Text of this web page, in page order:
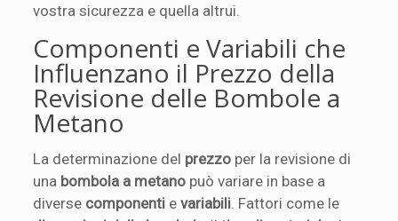
vostra sicurezza e quella altrui.
Componenti e Variabili che
Influenzano il Prezzo della
Revisione delle Bombole a
Metano
La determinazione del prezzo per la revisione di
una bombola a metano può variare in base a
diverse componenti evariabili . Fattori come le